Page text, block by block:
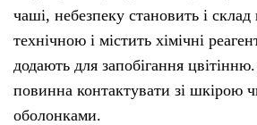
чаші, небезпеку становить і
технічною і містить хімічні
додають для запобігання
повинна контактувати зі шкірою
оболонками.